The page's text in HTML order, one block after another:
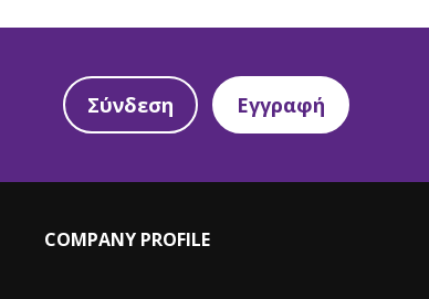
Σύνδεση Εγγραφή
COMPANY PROFILE